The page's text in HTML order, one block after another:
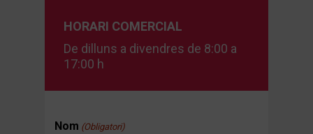
HORARI COMERCIAL
De dilluns a divendres de 8:00 a
17:00 h
Nom (Obligatori)